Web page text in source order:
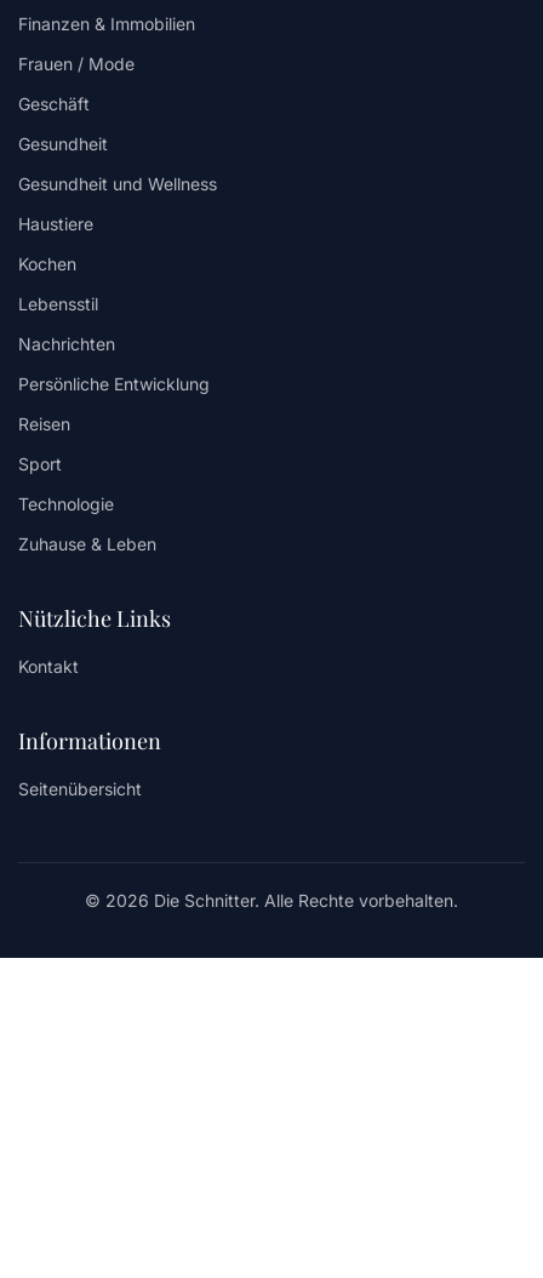
Finanzen & Immobilien
Frauen / Mode
Geschäft
Gesundheit
Gesundheit und Wellness
Haustiere
Kochen
Lebensstil
Nachrichten
Persönliche Entwicklung
Reisen
Sport
Technologie
Zuhause & Leben
Nützliche Links
Kontakt
Informationen
Seitenübersicht
© 2026 Die Schnitter. Alle Rechte vorbehalten.